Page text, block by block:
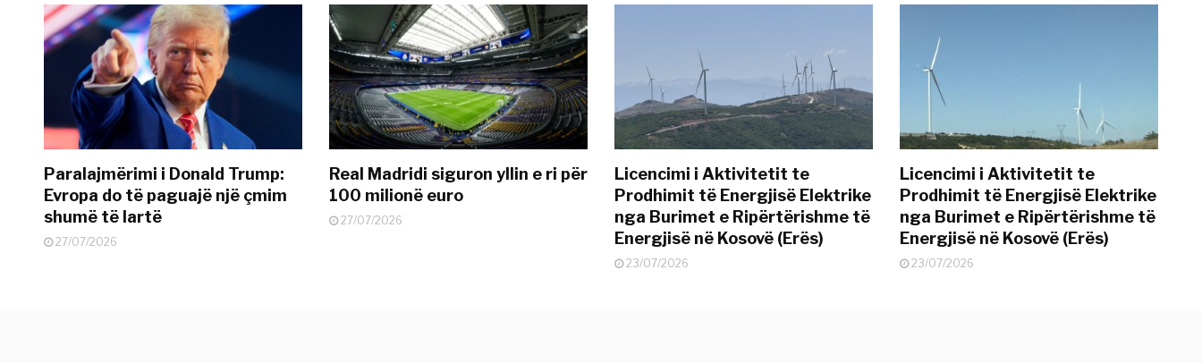
Paralajmërimi i Donald Trump:
Evropa do të paguajë një çmim
shumë të lartë
27/07/2026
Real Madridi siguron yllin e ri për
100 milionë euro
27/07/2026
Licencimi i Aktivitetit te
Prodhimit të Energjisë Elektrike
nga Burimet e Ripërtërishme të
Energjisë në Kosovë (Erës)
23/07/2026
Licencimi i Aktivitetit te
Prodhimit të Energjisë Elektrike
nga Burimet e Ripërtërishme të
Energjisë në Kosovë (Erës)
23/07/2026